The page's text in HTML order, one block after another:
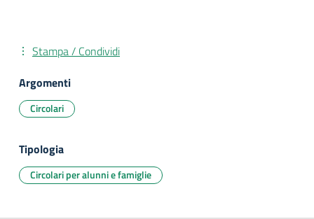
Stampa / Condividi
Argomenti
Circolari
Tipologia
Circolari per alunni e famiglie